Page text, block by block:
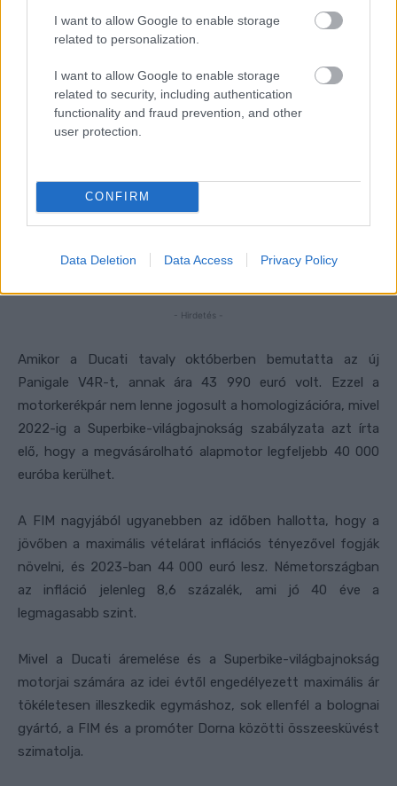
I want to allow Google to enable storage
related to personalization.
I want to allow Google to enable storage
related to security, including authentication
functionality and fraud prevention, and other
user protection.
CONFIRM
Data Deletion Data Access Privacy Policy